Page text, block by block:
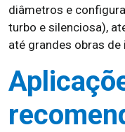
diâmetros e
turbo e silenciosa),
até grandes obras